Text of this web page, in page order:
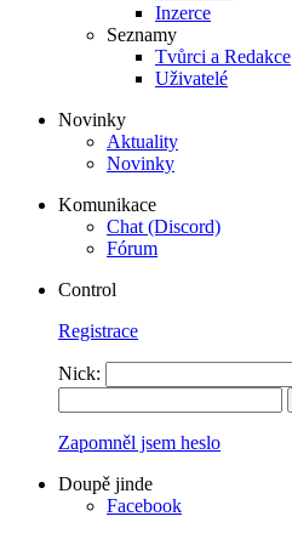
Inzerce
Seznamy
Tvůrci a Redakce
Uživatelé
Novinky
Aktuality
Novinky
Komunikace
Chat (Discord)
Fórum
Control
Registrace
Nick:
Zapomněl jsem heslo
Doupě jinde
Facebook